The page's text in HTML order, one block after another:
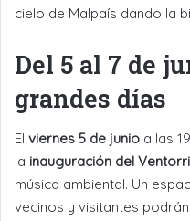
cielo de Malpaís dando la
Del 5 al 7 de
grandes días
El viernes 5 de junio a las
la inauguración del
música ambiental. Un
vecinos y visitantes